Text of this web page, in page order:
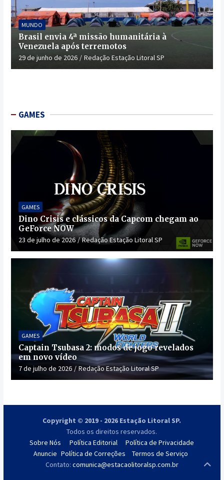
MUNDO
Brasil envia 4ª missão humanitária à
Venezuela após terremotos
29 de junho de 2026 Redação Estação Litoral SP
GAMES
GAMES
Dino Crisis e clássicos da Capcom chegam ao
GeForce NOW
23 de julho de 2026 Redação Estação Litoral SP
GAMES
Captain Tsubasa 2: modos de jogo revelados
em novo vídeo
7 de julho de 2026 Redação Estação Litoral SP
Copyright © 2019 - 2026 Estação Litoral SP.
Todos os direitos reservados.
Sobre Nós
Anuncie
Política Editorial
Política de Correções
Política de Privacidade
Termos de Serviço
Contato: comunica@estacaolitoralsp.com.br